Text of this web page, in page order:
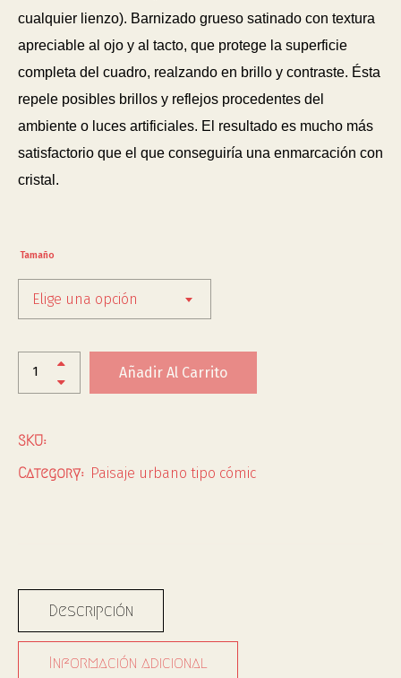
cualquier lienzo). Barnizado grueso satinado con textura
apreciable al ojo y al tacto, que protege la superficie
completa del cuadro, realzando en brillo y contraste. Ésta
repele posibles brillos y reflejos procedentes del
ambiente o luces artificiales. El resultado es mucho más
satisfactorio que el que conseguiría una enmarcación con
cristal.
Tamaño
Elige una opción
Añadir Al Carrito
SKU:
Category: Paisaje urbano tipo cómic
Descripción
Información adicional